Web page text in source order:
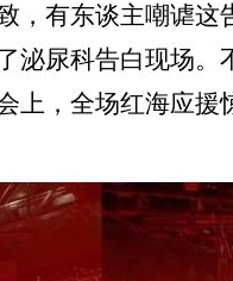
，有东谈主嘲谑这
泌尿科告白现场。
上，全场红海应援